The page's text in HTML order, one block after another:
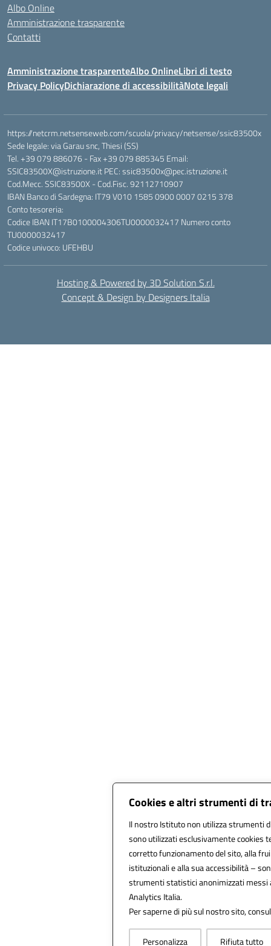
Cookies e altri strumenti di
Il nostro Istituto non utilizza strumenti
sono utilizzati esclusivamente cookies
corretto funzionamento del sito, alla
istituzionali e alla sua accessibilità –
strumenti statistici anonimizzati messi
Analytics Italia.
Per saperne di più sul nostro sito,
Personalizza Rifiuta tutto
Albo Online
Amministrazione trasparente
Contatti
Amministrazione trasparenteAlbo OnlineLibri di testo
Privacy PolicyDichiarazione di accessibilitàNote legali
https://netcrm.netsenseweb.com/scuola/privacy/netsense/ssic83500x
Sede legale: via Garau snc, Thiesi (SS)
Tel. +39 079 886076 - Fax +39 079 885345 Email:
SSIC83500X@istruzione.it PEC: ssic83500x@pec.istruzione.it
Cod.Mecc. SSIC83500X - Cod.Fisc. 92112710907
IBAN Banco di Sardegna: IT79 V010 1585 0900 0007 0215 378
Conto tesoreria:
Codice IBAN IT17B0100004306TU0000032417 Numero conto
TU0000032417
Codice univoco: UFEHBU
Hosting & Powered by 3D Solution S.r.l.
Concept & Design by Designers Italia